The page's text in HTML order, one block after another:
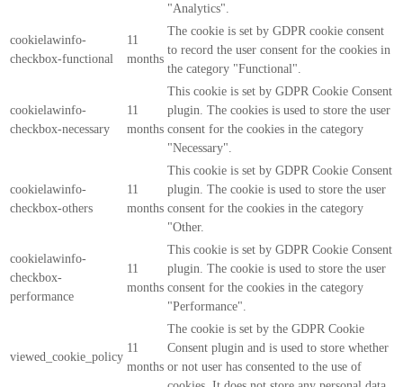
"Analytics".
cookielawinfo-
checkbox-functional
11
months
The cookie is set by GDPR cookie consent
to record the user consent for the cookies in
the category "Functional".
cookielawinfo-
checkbox-necessary
11
months
This cookie is set by GDPR Cookie Consent
plugin. The cookies is used to store the user
consent for the cookies in the category
"Necessary".
cookielawinfo-
checkbox-others
11
months
This cookie is set by GDPR Cookie Consent
plugin. The cookie is used to store the user
consent for the cookies in the category
"Other.
cookielawinfo-
checkbox-
performance
11
months
This cookie is set by GDPR Cookie Consent
plugin. The cookie is used to store the user
consent for the cookies in the category
"Performance".
viewed_cookie_policy
11
months
The cookie is set by the GDPR Cookie
Consent plugin and is used to store whether
or not user has consented to the use of